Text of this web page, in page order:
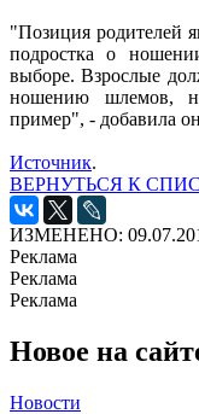
"Позиция родителей
подростка о
выборе. Взрослые
ношению шлемов,
пример", - добавила
Источник.
ВЕРНУТЬСЯ К
ИЗМЕНЕНО:
Реклама
Реклама
Реклама
Новое на
Новости